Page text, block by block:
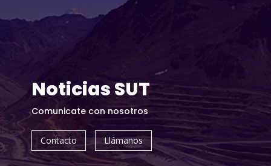
Noticias SUT
Comunicate con nosotros
Contacto Llámanos